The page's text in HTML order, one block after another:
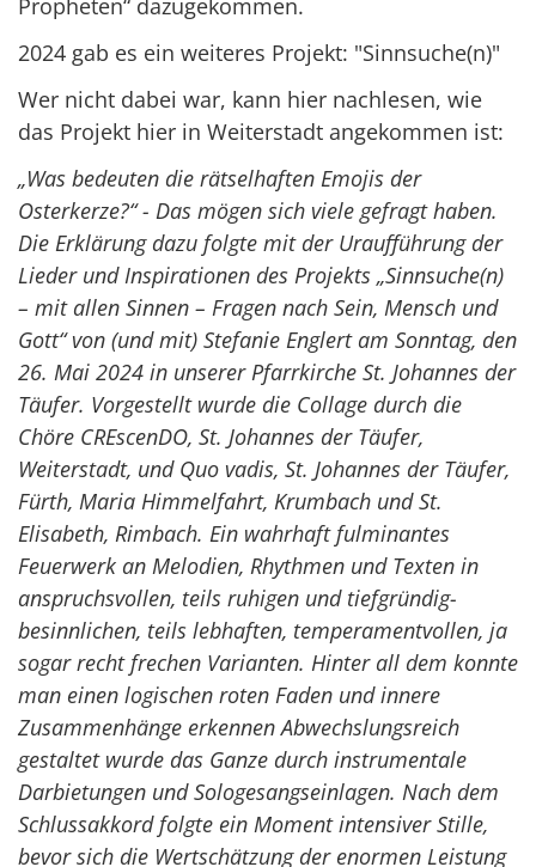
Propheten“ dazugekommen.
2024 gab es ein weiteres Projekt: "Sinnsuche(n)"
Wer nicht dabei war, kann hier nachlesen, wie
das Projekt hier in Weiterstadt angekommen ist:
„Was bedeuten die rätselhaften Emojis der
Osterkerze?“ - Das mögen sich viele gefragt haben.
Die Erklärung dazu folgte mit der Uraufführung der
Lieder und Inspirationen des Projekts „Sinnsuche(n)
– mit allen Sinnen – Fragen nach Sein, Mensch und
Gott“ von (und mit) Stefanie Englert am Sonntag, den
26. Mai 2024 in unserer Pfarrkirche St. Johannes der
Täufer. Vorgestellt wurde die Collage durch die
Chöre CREscenDO, St. Johannes der Täufer,
Weiterstadt, und Quo vadis, St. Johannes der Täufer,
Fürth, Maria Himmelfahrt, Krumbach und St.
Elisabeth, Rimbach. Ein wahrhaft fulminantes
Feuerwerk an Melodien, Rhythmen und Texten in
anspruchsvollen, teils ruhigen und tiefgründig-
besinnlichen, teils lebhaften, temperamentvollen, ja
sogar recht frechen Varianten. Hinter all dem konnte
man einen logischen roten Faden und innere
Zusammenhänge erkennen Abwechslungsreich
gestaltet wurde das Ganze durch instrumentale
Darbietungen und Sologesangseinlagen. Nach dem
Schlussakkord folgte ein Moment intensiver Stille,
bevor sich die Wertschätzung der enormen Leistung